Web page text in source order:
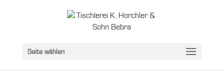
Seite wählen